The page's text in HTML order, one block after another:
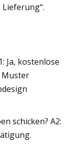
Ja, kostenlose
Muster
schicken? A2: